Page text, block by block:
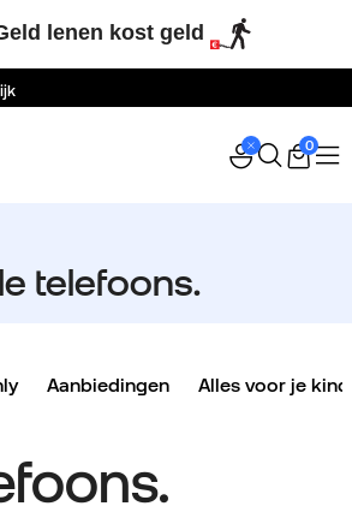
lenen kost geld
0
telefoons.
Aanbiedingen Alles voor je kind